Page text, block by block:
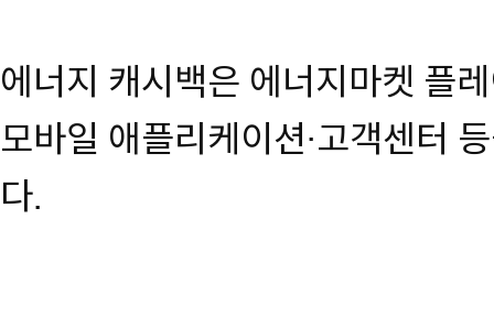
에너지 캐시백은 에너지마켓 플
모바일 애플리케이션·고객센터
다.